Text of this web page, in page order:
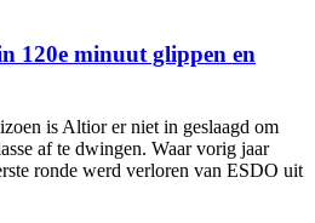
120e minuut glippen en
is Altior er niet in geslaagd om
af te dwingen. Waar vorig jaar
ronde werd verloren van ESDO uit